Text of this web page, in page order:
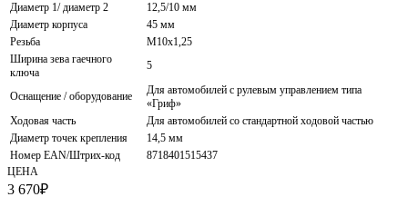
Диаметр 1/ диаметр 2
12,5/10 мм
Диаметр корпуса
45 мм
Резьба
M10x1,25
Ширина зева гаечного
ключа
5
Оснащение / оборудование
Для автомобилей с рулевым управлением типа
«Гриф»
Ходовая часть
Для автомобилей со стандартной ходовой частью
Диаметр точек крепления
14,5 мм
Номер EAN/Штрих-код
8718401515437
ЦЕНА
3 670₽